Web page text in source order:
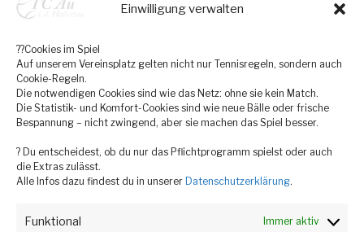
Einwilligung verwalten
??Cookies im Spiel
Auf unserem Vereinsplatz gelten nicht nur Tennisregeln, sondern auch
Cookie-Regeln.
Die notwendigen Cookies sind wie das Netz: ohne sie kein Match.
Die Statistik- und Komfort-Cookies sind wie neue Bälle oder frische
Bespannung – nicht zwingend, aber sie machen das Spiel besser.
? Du entscheidest, ob du nur das Pflichtprogramm spielst oder auch
die Extras zulässt.
Alle Infos dazu findest du in unserer Datenschutzerklärung.
Funktional Immer aktiv